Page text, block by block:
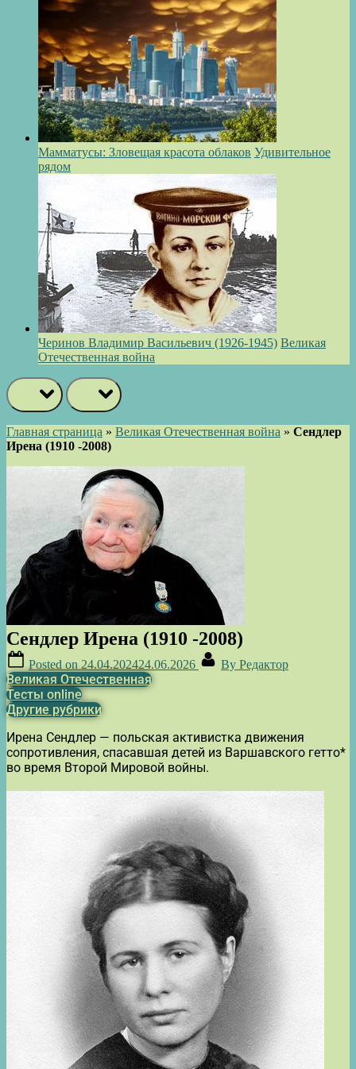
Мамматусы: Зловещая красота облаков Удивительное
рядом
Черинов Владимир Васильевич (1926-1945) Великая
Отечественная война
Главная страница » Великая Отечественная война » Сендлер
Ирена (1910 -2008)
Сендлер Ирена (1910 -2008)
Posted on 24.04.202424.06.2026 By Редактор
Великая Отечественная
Тесты online
Другие рубрики
Ирена Сендлер — польская активистка движения
сопротивления, спасавшая детей из Варшавского гетто*
во время Второй Мировой войны.